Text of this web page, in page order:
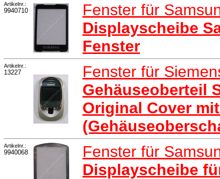
Artikelnr.:
9940710
Fenster für
Displayscheibe
Fenster
Artikelnr.:
13227
Fenster für
Gehäuseoberteil
Original Cover
Artikelnr.:
9940068
Fenster für
Displayscheibe